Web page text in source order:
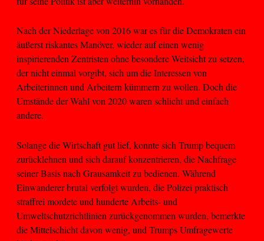
Nach der Niederlage von 2016 war es für die Demokraten ein
äußerst riskantes Manöver, wieder auf einen wenig
inspirierenden Zentristen ohne besondere Weitsicht zu setzen,
der nicht einmal vorgibt, sich um die Interessen von
Arbeiterinnen und Arbeitern kümmern zu wollen. Doch die
Umstände der Wahl von 2020 waren schlicht und einfach
andere.
Solange die Wirtschaft gut lief, konnte sich Trump bequem
zurücklehnen und sich darauf konzentrieren, die Nachfrage
seiner Basis nach Grausamkeit zu bedienen. Während
Einwanderer brutal verfolgt wurden, die Polizei praktisch
straffrei mordete und hunderte Arbeits- und
Umweltschutzrichtlinien zurückgenommen wurden, bemerkte
die Mittelschicht davon wenig, und Trumps Umfragewerte